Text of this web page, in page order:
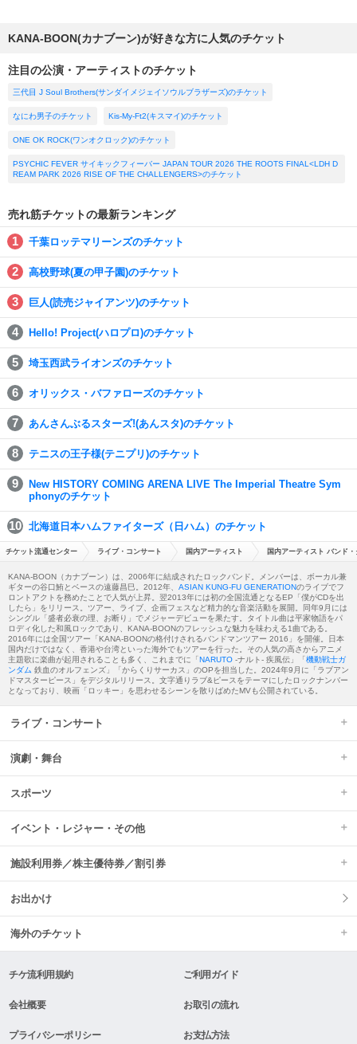
KANA-BOON(カナブーン)が好きな方に人気のチケット
注目の公演・アーティストのチケット
三代目 J Soul Brothers(サンダイメジェイソウルブラザーズ)のチケット
なにわ男子のチケット Kis-My-Ft2(キスマイ)のチケット
ONE OK ROCK(ワンオクロック)のチケット
PSYCHIC FEVER サイキックフィーバー JAPAN TOUR 2026 THE ROOTS FINAL<LDH D
REAM PARK 2026 RISE OF THE CHALLENGERS>のチケット
売れ筋チケットの最新ランキング
千葉ロッテマリーンズのチケット
高校野球(夏の甲子園)のチケット
巨人(読売ジャイアンツ)のチケット
Hello! Project(ハロプロ)のチケット
埼玉西武ライオンズのチケット
オリックス・バファローズのチケット
あんさんぶるスターズ!(あんスタ)のチケット
テニスの王子様(テニプリ)のチケット
New HISTORY COMING ARENA LIVE The Imperial Theatre Sym
phonyのチケット
北海道日本ハムファイターズ（日ハム）のチケット
チケット流通センター ライブ・コンサート 国内アーティスト 国内アーティスト バンド
KANA-BOON（カナブーン）は、2006年に結成されたロックバンド。メンバーは、ボーカル兼
ギターの谷口鮪とベースの遠藤昌巳。2012年、 ASIAN KUNG-FU GENERATIONのライブでフ
ロントアクトを務めたことで人気が上昇。翌2013年には初の全国流通となるEP「僕がCDを出
したら」をリリース。ツアー、ライブ、企画フェスなど精力的な音楽活動を展開。同年9月には
シングル「盛者必衰の理、お断り」でメジャーデビューを果たす。タイトル曲は平家物語をパ
ロディ化した和風ロックであり、KANA-BOONのフレッシュな魅力を味わえる1曲である。
2016年には全国ツアー「KANA-BOONの格付けされるバンドマンツアー 2016」を開催。日本
国内だけではなく、香港や台湾といった海外でもツアーを行った。その人気の高さからアニメ
主題歌に楽曲が起用されることも多く、これまでに「NARUTO -ナルト- 疾風伝」「機動戦士ガ
ンダム 鉄血のオルフェンズ」「からくりサーカス」のOPを担当した。2024年9月に「ラブアン
ドマスターピース」をデジタルリリース。文字通りラブ&ピースをテーマにしたロックナンバー
となっており、映画「ロッキー」を思わせるシーンを散りばめたMVも公開されている。
ライブ・コンサート
演劇・舞台
スポーツ
イベント・レジャー・その他
施設利用券／株主優待券／割引券
お出かけ
海外のチケット
チケ流利用規約 ご利用ガイド
会社概要 お取引の流れ
プライバシーポリシー お支払方法